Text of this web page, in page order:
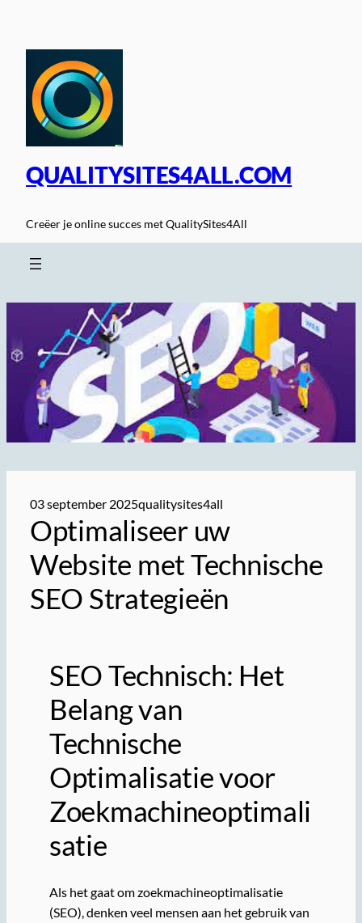
inhoud
QUALITYSITES4ALL.COM
Creëer je online succes met QualitySites4All
03 september 2025qualitysites4all
Optimaliseer uw
Website met Technische
SEO Strategieën
SEO Technisch: Het
Belang van
Technische
Optimalisatie voor
Zoekmachineoptimali
satie
Als het gaat om zoekmachineoptimalisatie
(SEO), denken veel mensen aan het gebruik van